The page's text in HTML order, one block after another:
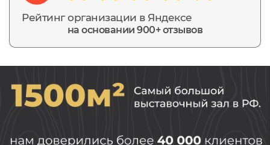
Рейтинг организации в Яндексе
на основании 900+ отзывов